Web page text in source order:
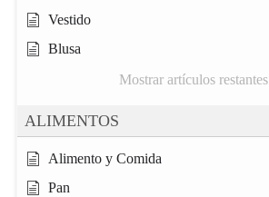
Vestido
Blusa
Mostrar artículos
ALIMENTOS
Alimento y Comida
Pan